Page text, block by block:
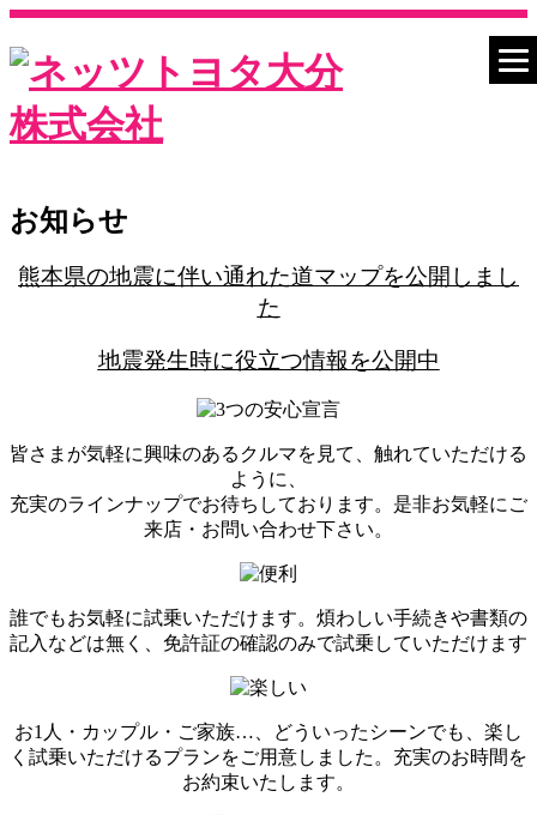
お知らせ
熊本県の地震に伴い通れた道マップを公開しまし
た
地震発生時に役立つ情報を公開中
皆さまが気軽に興味のあるクルマを見て、触れていただける
ように、
充実のラインナップでお待ちしております。是非お気軽にご
来店・お問い合わせ下さい。
誰でもお気軽に試乗いただけます。煩わしい手続きや書類の
記入などは無く、免許証の確認のみで試乗していただけます
お1人・カップル・ご家族…、どういったシーンでも、楽し
く試乗いただけるプランをご用意しました。充実のお時間を
お約束いたします。